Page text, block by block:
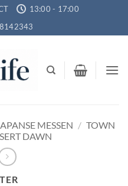
13:00 - 17:00
MESSEN / TOWN
DAWN